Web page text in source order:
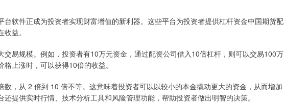
台软件正成为投资者实现财富增值的新利器。这些平台为投资者提供杠杆资金中国期货配
益。
交易规模。例如，投资者有10万元资金，通过配资公司借入10倍杠杆，则可以交易100万
上涨时，可以获得10倍的收益。
数，从 2 倍到 10 倍不等。这意味着投资者可以以较小的本金撬动更大的资金，从而增加
提供实时行情、技术分析工具和风险管理功能，帮助投资者做出明智的决策。